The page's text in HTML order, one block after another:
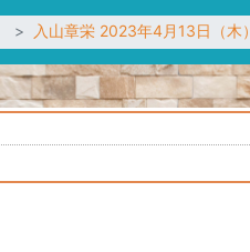
入山章栄 2023年4月13日（木）